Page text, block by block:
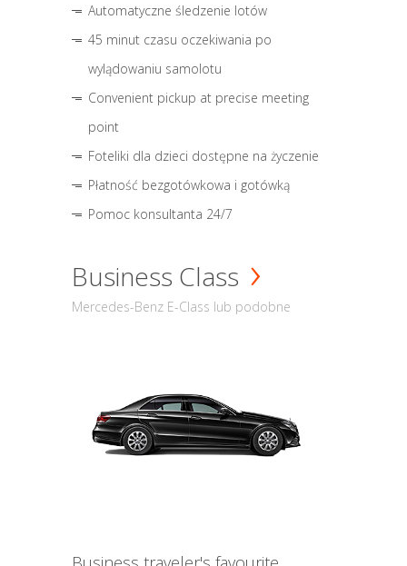
Automatyczne śledzenie lotów
45 minut czasu oczekiwania po
wylądowaniu samolotu
Convenient pickup at precise meeting
point
Foteliki dla dzieci dostępne na życzenie
Płatność bezgotówkowa i gotówką
Pomoc konsultanta 24/7
Business Class
Mercedes-Benz E-Class lub podobne